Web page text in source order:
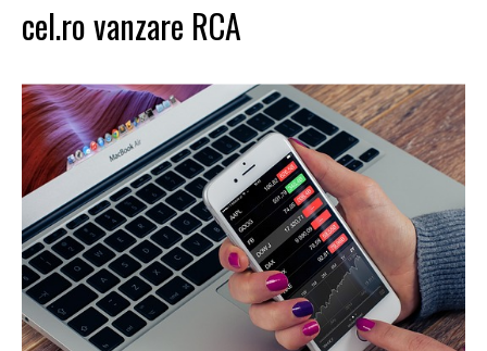
cel.ro vanzare RCA